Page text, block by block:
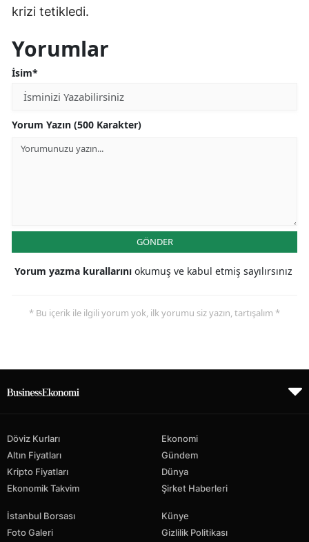
krizi tetikledi.
Yorumlar
İsim*
Yorum Yazın (500 Karakter)
GÖNDER
Yorum yazma kurallarını okumuş ve kabul etmiş sayılırsınız
* Bu içerik ile ilgili yorum yok, ilk yorumu siz yazın, tartışalım *
Döviz Kurları
Altın Fiyatları
Kripto Fiyatları
Ekonomik Takvim
Ekonomi
Gündem
Dünya
Şirket Haberleri
İstanbul Borsası
Foto Galeri
Künye
Gizlilik Politikası